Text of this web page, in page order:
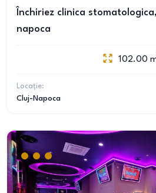
Închiriez clinica
napoca
102.00
Locație:
Cluj-Napoca